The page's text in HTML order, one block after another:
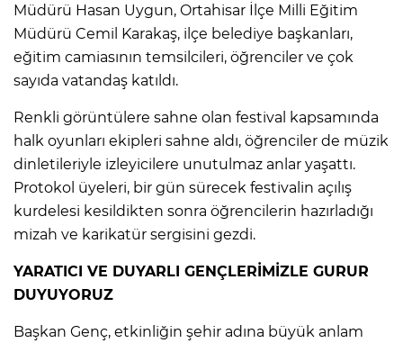
Müdürü Hasan Uygun, Ortahisar İlçe Milli Eğitim
Müdürü Cemil Karakaş, ilçe belediye başkanları,
eğitim camiasının temsilcileri, öğrenciler ve çok
sayıda vatandaş katıldı.
Renkli görüntülere sahne olan festival kapsamında
halk oyunları ekipleri sahne aldı, öğrenciler de müzik
dinletileriyle izleyicilere unutulmaz anlar yaşattı.
Protokol üyeleri, bir gün sürecek festivalin açılış
kurdelesi kesildikten sonra öğrencilerin hazırladığı
mizah ve karikatür sergisini gezdi.
YARATICI VE DUYARLI GENÇLERİMİZLE GURUR
DUYUYORUZ
Başkan Genç, etkinliğin şehir adına büyük anlam